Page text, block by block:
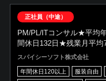
正社員（中途）
PM/PL/ITコンサル★平均
間休日132日★残業月平均
スパイシーソフト株式会社
年間休日120以上 服装自由